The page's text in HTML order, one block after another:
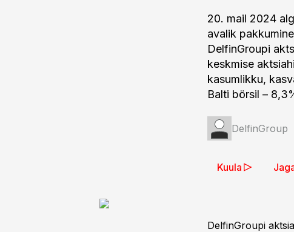
20. mail 2024
avalik
DelfinGroupi
keskmise
kasumlikku,
Balti börsil –
DelfinGroup
Kuula
DelfinGroupi